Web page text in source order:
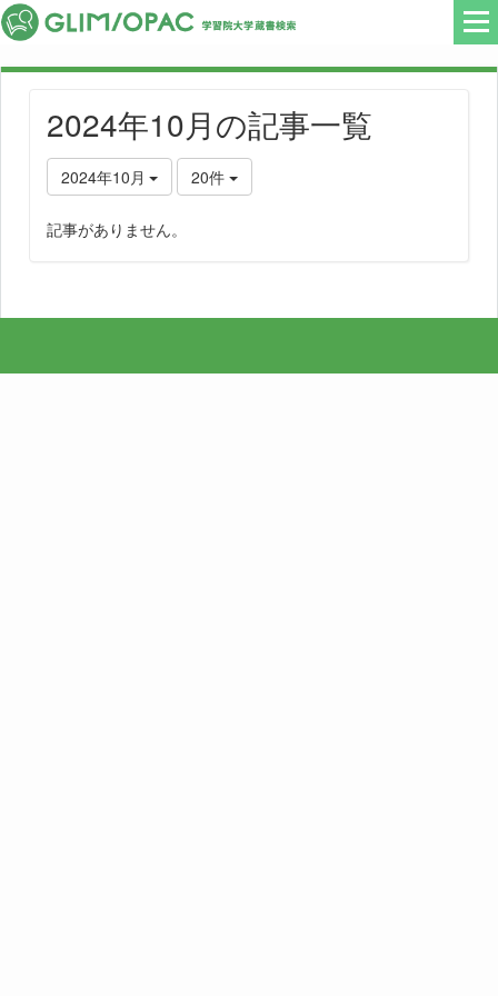
2024年10月の記事一覧
2024年10月 20件
記事がありません。